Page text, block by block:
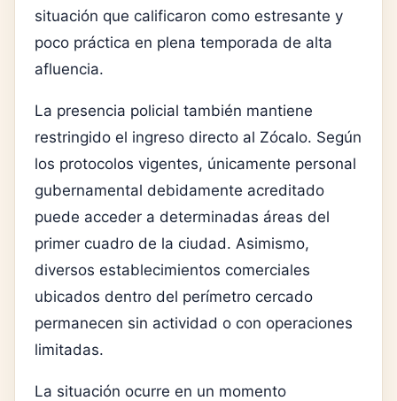
situación que calificaron como estresante y
poco práctica en plena temporada de alta
afluencia.
La presencia policial también mantiene
restringido el ingreso directo al Zócalo. Según
los protocolos vigentes, únicamente personal
gubernamental debidamente acreditado
puede acceder a determinadas áreas del
primer cuadro de la ciudad. Asimismo,
diversos establecimientos comerciales
ubicados dentro del perímetro cercado
permanecen sin actividad o con operaciones
limitadas.
La situación ocurre en un momento